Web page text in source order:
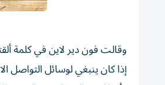
وقالت فون دير لاين في كلمة
إذا كان ينبغي لوسائل التواصل